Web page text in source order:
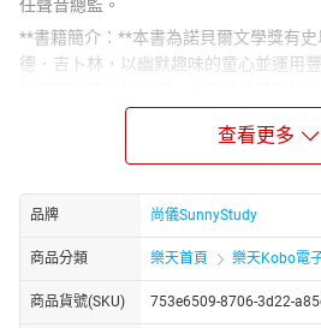
任聲音總監。
**書籍簡介：**本書為諾貝爾文學獎有
德．吉卜林，以幽默趣味的童心並運用
明的起源，後來集結成為了《原來如此
而迷人，答案可能有些跳脫、荒謬和幽
來探討世界的奧秘，並且將自己的想像
滿足了孩童的好奇心，絕對是值得一再
的魯德亞德．吉卜林還為每個故事繪製
故事的場景與細節，讓讀者在文字之外
目錄：
查看更多
品牌 尚儀SunnyStudy
商品分類 樂天首頁 樂天Kobo電
商品貨號(SKU) 753e6509-8706-3d22-